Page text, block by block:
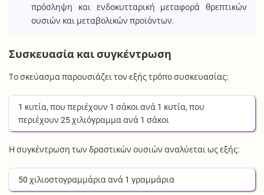
πρόσληψη και ενδοκυτταρική μεταφορά θρεπτικών
ουσιών και μεταβολικών προϊόντων.
Συσκευασία και συγκέντρωση
Το σκεύασμα παρουσιάζει τον εξής τρόπο συσκευασίας:
1 κυτία, που περιέχουν 1 σάκοι ανά 1 κυτία, που
περιέχουν25χιλιόγραμμα ανά 1 σάκοι
Η συγκέντρωση των δραστικών ουσιών αναλύεται ως εξής:
50 χιλιοστογραμμάρια ανά 1 γραμμάρια